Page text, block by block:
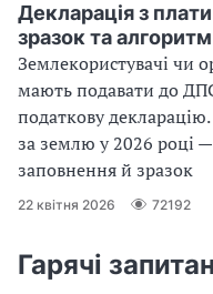
Декларація з
зразок та
Землекористувачі чи
мають подавати до
податкову
за землю у 2026 році
заповнення й зразок
22 квітня 2026 72192
Гарячі